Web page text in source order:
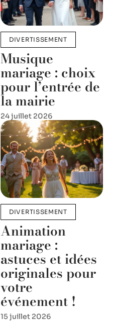
DIVERTISSEMENT
Musique
mariage : choix
pour l’entrée de
la mairie
24 juillet 2026
DIVERTISSEMENT
Animation
mariage :
astuces et idées
originales pour
votre
événement !
15 juillet 2026